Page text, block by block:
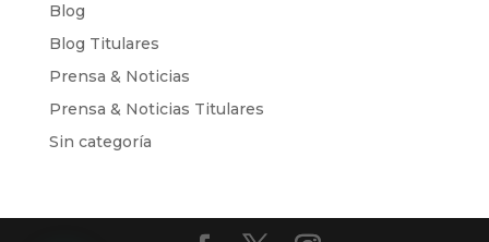
Blog
Blog Titulares
Prensa & Noticias
Prensa & Noticias Titulares
Sin categoría